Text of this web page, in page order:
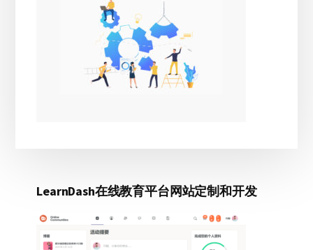
LearnDash在线教育平台网站定制和开发